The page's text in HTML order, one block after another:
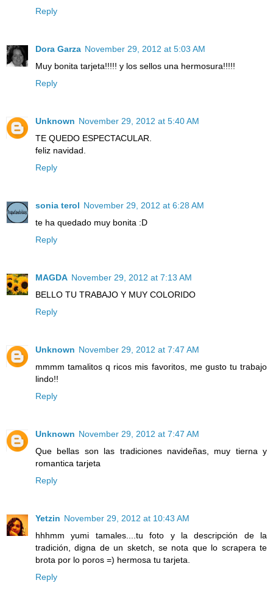
Reply
Dora Garza November 29, 2012 at 5:03 AM
Muy bonita tarjeta!!!!! y los sellos una hermosura!!!!!
Reply
Unknown November 29, 2012 at 5:40 AM
TE QUEDO ESPECTACULAR.
feliz navidad.
Reply
sonia terol November 29, 2012 at 6:28 AM
te ha quedado muy bonita :D
Reply
MAGDA November 29, 2012 at 7:13 AM
BELLO TU TRABAJO Y MUY COLORIDO
Reply
Unknown November 29, 2012 at 7:47 AM
mmmm tamalitos q ricos mis favoritos, me gusto tu trabajo
lindo!!
Reply
Unknown November 29, 2012 at 7:47 AM
Que bellas son las tradiciones navideñas, muy tierna y
romantica tarjeta
Reply
Yetzin November 29, 2012 at 10:43 AM
hhhmm yumi tamales....tu foto y la descripción de la
tradición, digna de un sketch, se nota que lo scrapera te
brota por lo poros =) hermosa tu tarjeta.
Reply